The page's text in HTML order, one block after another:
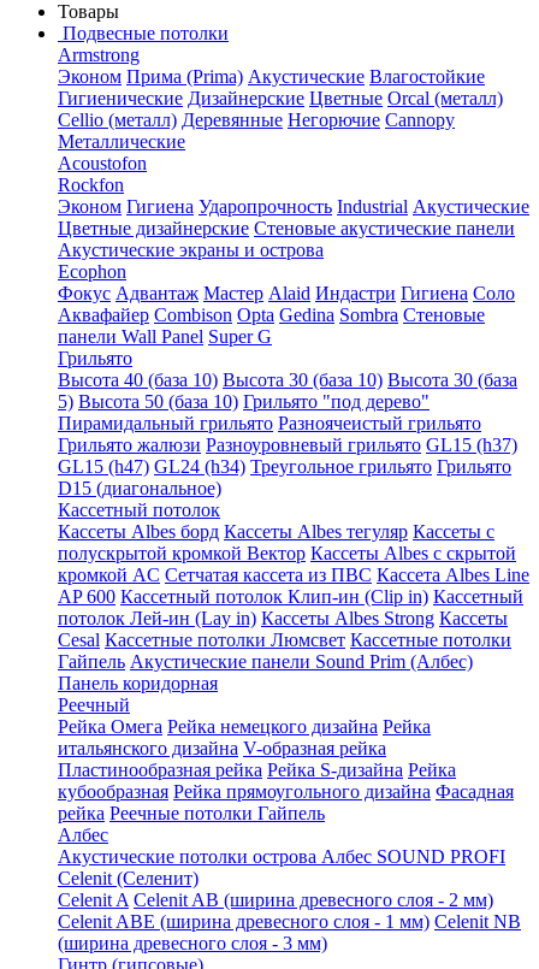
Товары
Подвесные потолки
Armstrong
Эконом Прима (Prima) Акустические Влагостойкие
Гигиенические Дизайнерские Цветные Orcal (металл)
Cellio (металл) Деревянные Негорючие Cannopy
Металлические
Acoustofon
Rockfon
Эконом Гигиена Ударопрочность Industrial Акустические
Цветные дизайнерские Стеновые акустические панели
Акустические экраны и острова
Ecophon
Фокус Адвантаж Мастер Alaid Индастри Гигиена Соло
Аквафайер Combison Opta Gedina Sombra Стеновые
панели Wall Panel Super G
Грильято
Высота 40 (база 10) Высота 30 (база 10) Высота 30 (база
5) Высота 50 (база 10) Грильято "под дерево"
Пирамидальный грильято Разноячеистый грильято
Грильято жалюзи Разноуровневый грильято GL15 (h37)
GL15 (h47) GL24 (h34) Треугольное грильято Грильято
D15 (диагональное)
Кассетный потолок
Кассеты Albes борд Кассеты Albes тегуляр Кассеты с
полускрытой кромкой Вектор Кассеты Albes с скрытой
кромкой AC Сетчатая кассета из ПВС Кассета Albes Line
AP 600 Кассетный потолок Клип-ин (Clip in) Кассетный
потолок Лей-ин (Lay in) Кассеты Albes Strong Кассеты
Cesal Кассетные потолки Люмсвет Кассетные потолки
Гайпель Акустические панели Sound Prim (Албес)
Панель коридорная
Реечный
Рейка Омега Рейка немецкого дизайна Рейка
итальянского дизайна V-образная рейка
Пластинообразная рейка Рейка S-дизайна Рейка
кубообразная Рейка прямоугольного дизайна Фасадная
рейка Реечные потолки Гайпель
Албес
Акустические потолки острова Албес SOUND PROFI
Celenit (Селенит)
Celenit A Celenit AB (ширина древесного слоя - 2 мм)
Celenit ABE (ширина древесного слоя - 1 мм) Celenit NB
(ширина древесного слоя - 3 мм)
Гинтр (гипсовые)